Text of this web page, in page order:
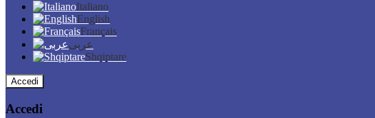
Italiano
English
Français
عربى
Shqiptare
Accedi
Accedi